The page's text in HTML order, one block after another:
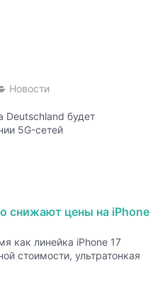
Новости
Deutschland будет
5G-сетей
снижают цены на iPhone
как линейка iPhone 17
стоимости, ультратонкая